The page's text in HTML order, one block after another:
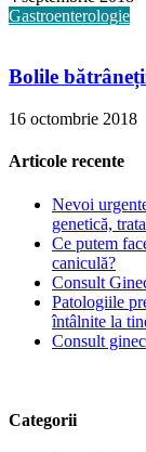
Gastroenterologie
Bolile
16 octombrie 2018
Articole recente
Nevoi
genetică,
Ce putem
caniculă?
Consult
Patologiile
întâlnite la
Consult
Categorii